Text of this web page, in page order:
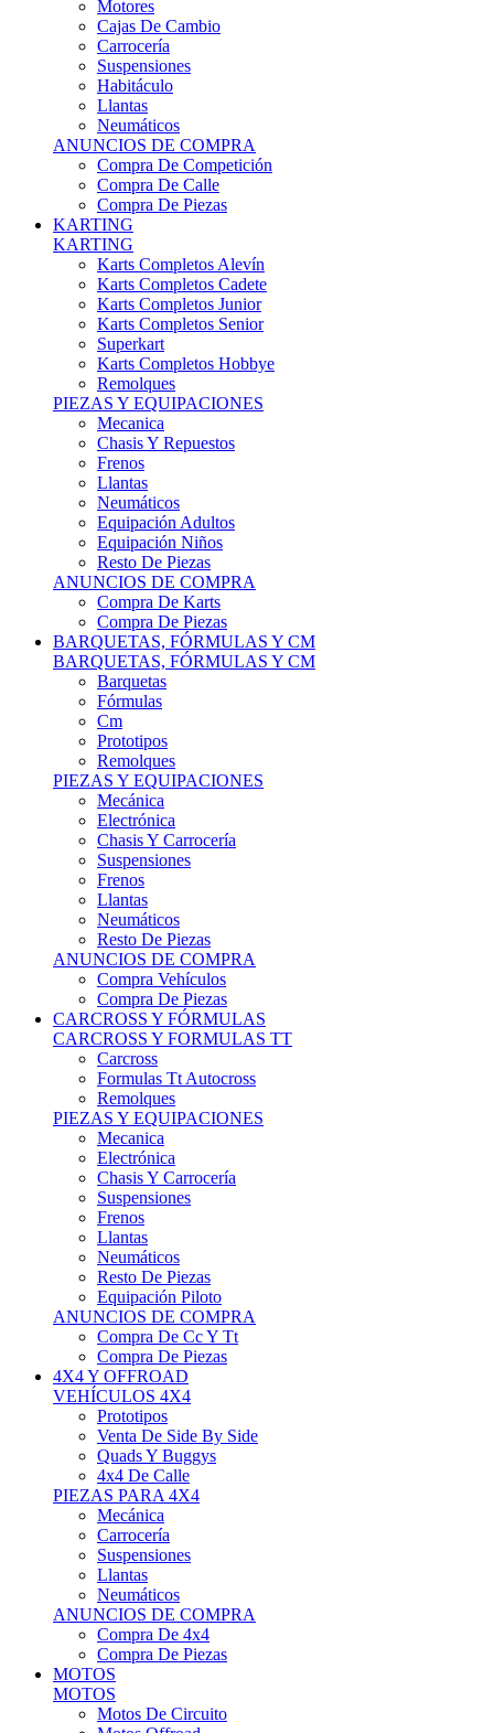
Motores
Cajas De Cambio
Carrocería
Suspensiones
Habitáculo
Llantas
Neumáticos
ANUNCIOS DE COMPRA
Compra De Competición
Compra De Calle
Compra De Piezas
KARTING
KARTING
Karts Completos Alevín
Karts Completos Cadete
Karts Completos Junior
Karts Completos Senior
Superkart
Karts Completos Hobbye
Remolques
PIEZAS Y EQUIPACIONES
Mecanica
Chasis Y Repuestos
Frenos
Llantas
Neumáticos
Equipación Adultos
Equipación Niños
Resto De Piezas
ANUNCIOS DE COMPRA
Compra De Karts
Compra De Piezas
BARQUETAS, FÓRMULAS Y CM
BARQUETAS, FÓRMULAS Y CM
Barquetas
Fórmulas
Cm
Prototipos
Remolques
PIEZAS Y EQUIPACIONES
Mecánica
Electrónica
Chasis Y Carrocería
Suspensiones
Frenos
Llantas
Neumáticos
Resto De Piezas
ANUNCIOS DE COMPRA
Compra Vehículos
Compra De Piezas
CARCROSS Y FÓRMULAS
CARCROSS Y FORMULAS TT
Carcross
Formulas Tt Autocross
Remolques
PIEZAS Y EQUIPACIONES
Mecanica
Electrónica
Chasis Y Carrocería
Suspensiones
Frenos
Llantas
Neumáticos
Resto De Piezas
Equipación Piloto
ANUNCIOS DE COMPRA
Compra De Cc Y Tt
Compra De Piezas
4X4 Y OFFROAD
VEHÍCULOS 4X4
Prototipos
Venta De Side By Side
Quads Y Buggys
4x4 De Calle
PIEZAS PARA 4X4
Mecánica
Carrocería
Suspensiones
Llantas
Neumáticos
ANUNCIOS DE COMPRA
Compra De 4x4
Compra De Piezas
MOTOS
MOTOS
Motos De Circuito